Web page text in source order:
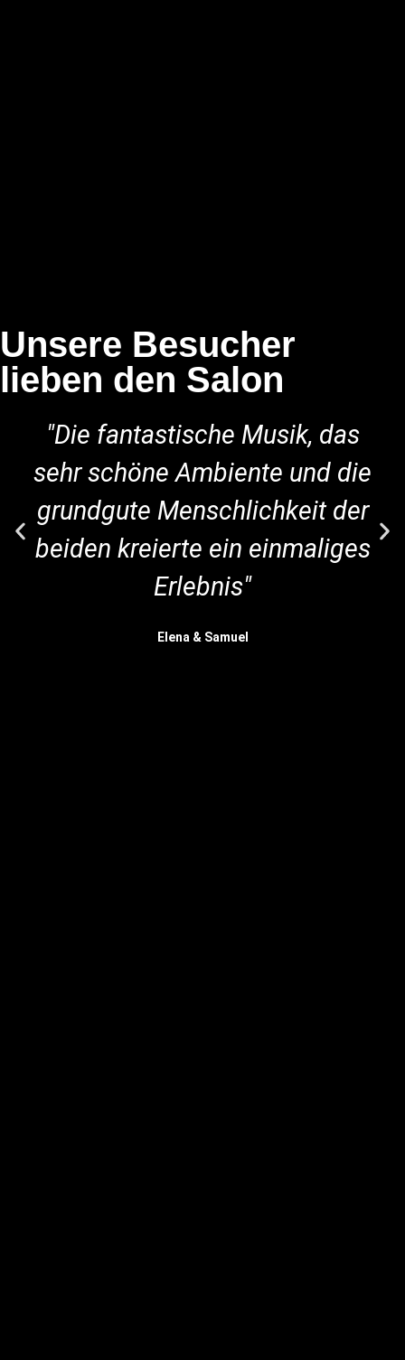
Unsere Besucher
lieben den Salon
"Die fantastische Musik, das
sehr schöne Ambiente und die
grundgute Menschlichkeit der
beiden kreierte ein einmaliges
Erlebnis"
Elena & Samuel